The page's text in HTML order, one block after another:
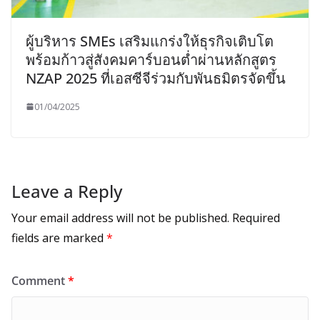
ผู้บริหาร SMEs เสริมแกร่งให้ธุรกิจเติบโต
พร้อมก้าวสู่สังคมคาร์บอนต่ำผ่านหลักสูตร
NZAP 2025 ที่เอสซีจีร่วมกับพันธมิตรจัดขึ้น
01/04/2025
Leave a Reply
Your email address will not be published. Required
fields are marked *
Comment*